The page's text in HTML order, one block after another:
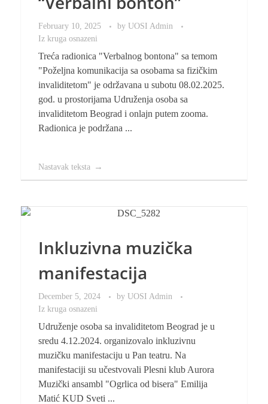
February 10, 2025 by UOSI Admin
Iz kruga osnazeni
Treća radionica "Verbalnog bontona" sa temom
"Poželjna komunikacija sa osobama sa fizičkim
invaliditetom" je održavana u subotu 08.02.2025.
god. u prostorijama Udruženja osoba sa
invaliditetom Beograd i onlajn putem zooma.
Radionica je podržana ...
Nastavak teksta
Inkluzivna muzička
manifestacija
December 5, 2024 by UOSI Admin
Iz kruga osnazeni
Udruženje osoba sa invaliditetom Beograd je u
sredu 4.12.2024. organizovalo inkluzivnu
muzičku manifestaciju u Pan teatru. Na
manifestaciji su učestvovali Plesni klub Aurora
Muzički ansambl "Ogrlica od bisera" Emilija
Matić KUD Sveti ...